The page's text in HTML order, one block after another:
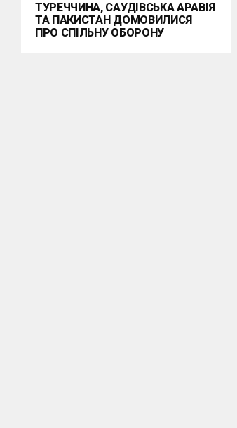
ТУРЕЧЧИНА, САУДІВСЬКА АРАВІЯ
ТА ПАКИСТАН ДОМОВИЛИСЯ
ПРО СПІЛЬНУ ОБОРОНУ